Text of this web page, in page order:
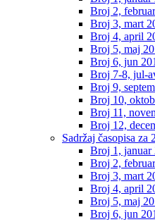
Broj 2,
Broj 3, mart
Broj 4, april
Broj 5, maj
Broj 6, jun
Broj 7-8, jul-
Broj 9,
Broj 10,
Broj 11,
Broj 12,
Sadržaj časopisa za
Broj 1, januar
Broj 2,
Broj 3, mart
Broj 4, april
Broj 5, maj
Broj 6, jun